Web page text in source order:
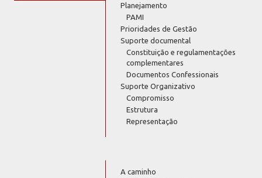
Planejamento
PAMI
Prioridades de Gestão
Suporte documental
Constituição e regulamentações
complementares
Documentos Confessionais
Suporte Organizativo
Compromisso
Estrutura
Representação
A caminho